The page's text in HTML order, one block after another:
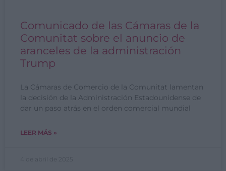
Comunicado de las Cámaras de la
Comunitat sobre el anuncio de
aranceles de la administración
Trump
La Cámaras de Comercio de la Comunitat lamentan
la decisión de la Administración Estadounidense de
dar un paso atrás en el orden comercial mundial
LEER MÁS »